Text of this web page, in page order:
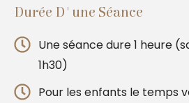
Durée D'une Séance
Une séance dure 1 heure
1h30)
Pour les enfants le temps